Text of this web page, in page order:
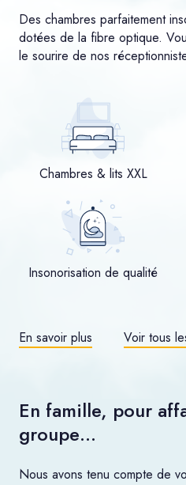
Des chambres parfaitement
dotées de la fibre optique.
le sourire de nos
Chambres & lits XXL
Insonorisation de qualité
En savoir plus Voir tous
En famille, pour
groupe…
Nous avons tenu compte de